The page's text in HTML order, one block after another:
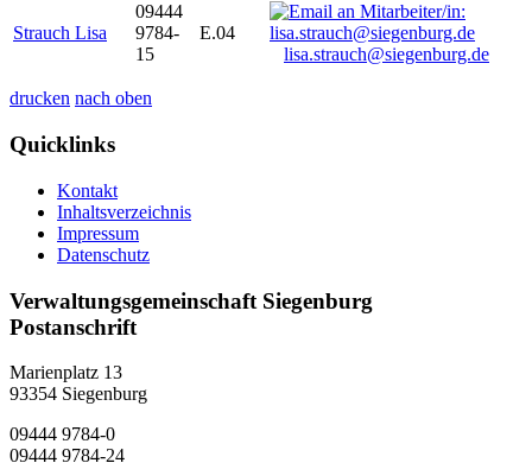
Strauch Lisa
09444
9784-
15
E.04
lisa.strauch@siegenburg.de
drucken nach oben
Quicklinks
Kontakt
Inhaltsverzeichnis
Impressum
Datenschutz
Verwaltungsgemeinschaft Siegenburg
Postanschrift
Marienplatz 13
93354 Siegenburg
09444 9784-0
09444 9784-24